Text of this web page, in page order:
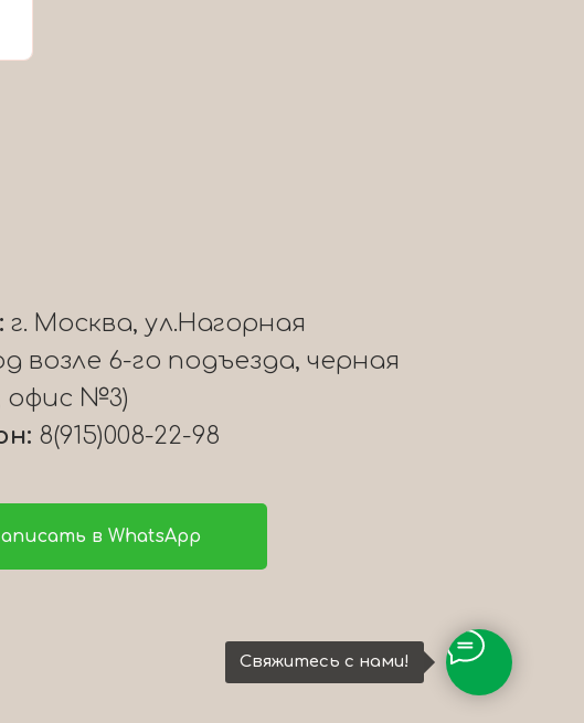
Свяжитесь с нами!
г. Москва, ул.Нагорная
возле 6-го подъезда, черная
офис №3)
8(915)008-22-98
в WhatsApp